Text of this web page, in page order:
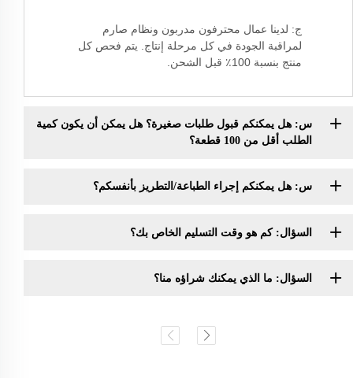
ج: لدينا عمال محترفون مدربون ونظام صارم
لمراقبة الجودة في كل مرحلة إنتاج. يتم فحص كل
منتج بنسبة 100٪ قبل الشحن.
س: هل يمكنكم قبول طلبات صغيرة؟ هل يمكن أن يكون كمية
الطلب أقل من 100 قطعة؟
س: هل يمكنكم إجراء الطباعة/التطريز بأنفسكم؟
السؤال: كم هو وقت التسليم الخاص بك؟
السؤال: ما الذي يمكنك شراؤه منا؟